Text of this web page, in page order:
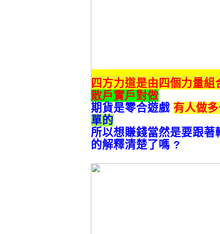
四方力道是由四個力量
散戶實戶對做
期貨是零合遊戲 有人做
單的
所以想賺錢當然是要跟著
的解釋清楚了嗎 ?